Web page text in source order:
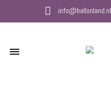
info@ballonland.nl